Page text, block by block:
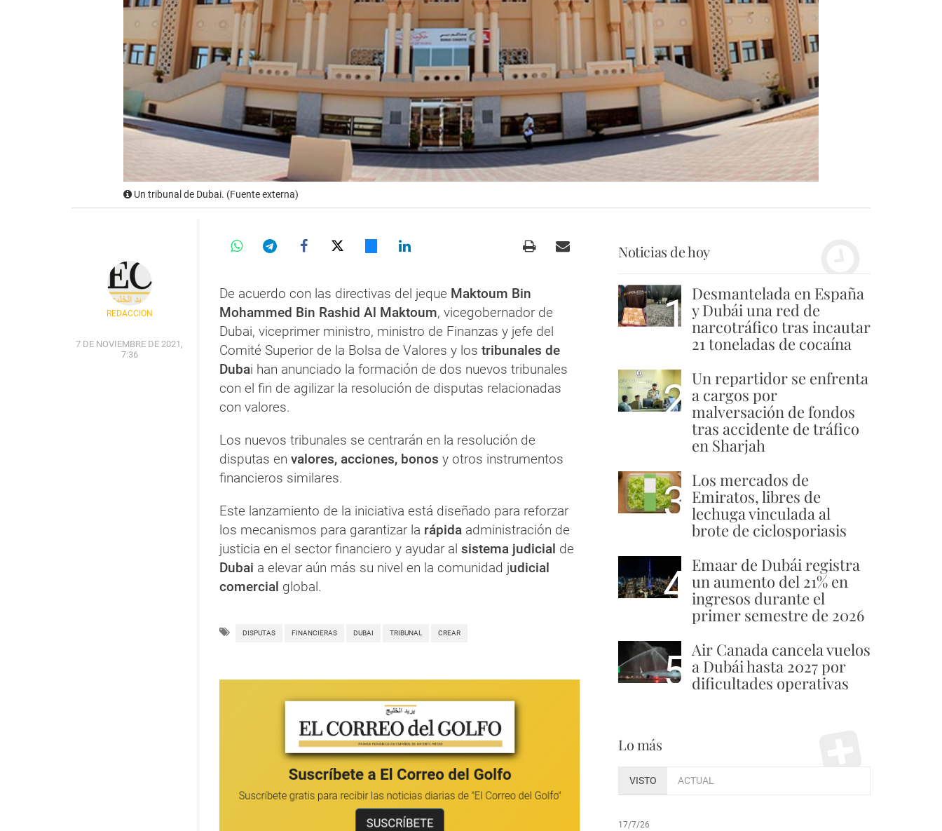
Un tribunal de Dubai. (Fuente externa)
REDACCIÓN
7 DE NOVIEMBRE DE 2021,
7:36
De acuerdo con las directivas del jeque Maktoum Bin
Mohammed Bin Rashid Al Maktoum, vicegobernador de
Dubai, viceprimer ministro, ministro de Finanzas y jefe del
Comité Superior de la Bolsa de Valores y los tribunales de
Dubai han anunciado la formación de dos nuevos tribunales
con el fin de agilizar la resolución de disputas relacionadas
con valores.
Los nuevos tribunales se centrarán en la resolución de
disputas en valores, acciones, bonos y otros instrumentos
financieros similares.
Este lanzamiento de la iniciativa está diseñado para reforzar
los mecanismos para garantizar la rápida administración de
justicia en el sector financiero y ayudar al sistema judicial de
Dubai a elevar aún más su nivel en la comunidad judicial
comercial global.
DISPUTAS FINANCIERAS DUBAI TRIBUNAL CREAR
Noticias de hoy
1 Desmantelada en España
y Dubái una red de
narcotráfico tras incautar
21 toneladas de cocaína
2 Un repartidor se enfrenta
a cargos por
malversación de fondos
tras accidente de tráfico
en Sharjah
3 Los mercados de
Emiratos, libres de
lechuga vinculada al
brote de ciclosporiasis
4 Emaar de Dubái registra
un aumento del 21% en
ingresos durante el
primer semestre de 2026
5 Air Canada cancela vuelos
a Dubái hasta 2027 por
dificultades operativas
Lo más
VISTO ACTUAL
17/7/26